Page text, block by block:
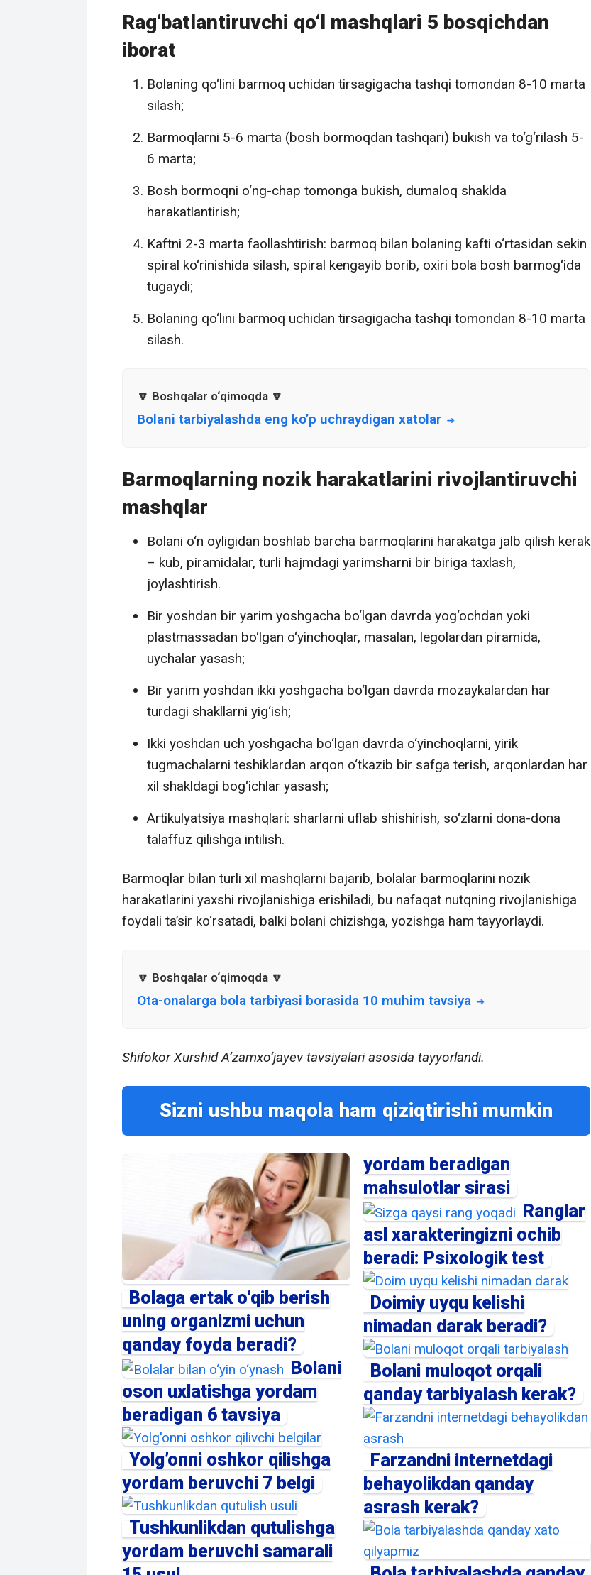
Rag‘batlantiruvchi qo‘l mashqlari 5 bosqichdan
iborat
Bolaning qo‘lini barmoq uchidan tirsagigacha tashqi tomondan 8-10 marta
silash;
Barmoqlarni 5-6 marta (bosh bormoqdan tashqari) bukish va to‘g‘rilash 5-
6 marta;
Bosh bormoqni o‘ng-chap tomonga bukish, dumaloq shaklda
harakatlantirish;
Kaftni 2-3 marta faollashtirish: barmoq bilan bolaning kafti o‘rtasidan sekin
spiral ko‘rinishida silash, spiral kengayib borib, oxiri bola bosh barmog‘ida
tugaydi;
Bolaning qo‘lini barmoq uchidan tirsagigacha tashqi tomondan 8-10 marta
silash.
Bolani tarbiyalashda eng ko’p uchraydigan xatolar
Barmoqlarning nozik harakatlarini rivojlantiruvchi
mashqlar
Bolani o‘n oyligidan boshlab barcha barmoqlarini harakatga jalb qilish kerak
– kub, piramidalar, turli hajmdagi yarimsharni bir biriga taxlash,
joylashtirish.
Bir yoshdan bir yarim yoshgacha bo‘lgan davrda yog‘ochdan yoki
plastmassadan bo‘lgan o‘yinchoqlar, masalan, legolardan piramida,
uychalar yasash;
Bir yarim yoshdan ikki yoshgacha bo‘lgan davrda mozaykalardan har
turdagi shakllarni yig‘ish;
Ikki yoshdan uch yoshgacha bo‘lgan davrda o‘yinchoqlarni, yirik
tugmachalarni teshiklardan arqon o‘tkazib bir safga terish, arqonlardan har
xil shakldagi bog‘ichlar yasash;
Artikulyatsiya mashqlari: sharlarni uflab shishirish, so‘zlarni dona-dona
talaffuz qilishga intilish.
Barmoqlar bilan turli xil mashqlarni bajarib, bolalar barmoqlarini nozik
harakatlarini yaxshi rivojlanishiga erishiladi, bu nafaqat nutqning rivojlanishiga
foydali ta’sir ko‘rsatadi, balki bolani chizishga, yozishga ham tayyorlaydi.
Ota-onalarga bola tarbiyasi borasida 10 muhim tavsiya
Shifokor Xurshid A’zamxo‘jayev tavsiyalari asosida tayyorlandi.
Sizni ushbu maqola ham qiziqtirishi mumkin
Bolaga ertak o‘qib berish
uning organizmi uchun
qanday foyda beradi?
Bolani
oson uxlatishga yordam
beradigan 6 tavsiya
Yolg’onni oshkor qilishga
yordam beruvchi 7 belgi
Tushkunlikdan qutulishga
yordam beruvchi samarali
yordam beradigan
mahsulotlar sirasi
Ranglar
asl xarakteringizni ochib
beradi: Psixologik test
Doimiy uyqu kelishi
nimadan darak beradi?
Bolani muloqot orqali
qanday tarbiyalash kerak?
Farzandni internetdagi
behayolikdan qanday
asrash kerak?